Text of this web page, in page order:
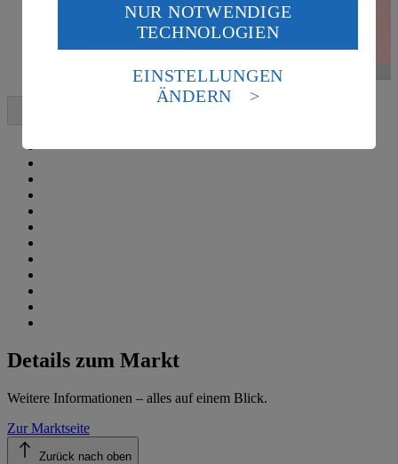
Details zum Markt
Weitere Informationen – alles auf einem Blick.
Zur Marktseite
Zurück nach oben
Wenn du auf „Aktivieren“ klickst, willigst du im Sinne
des Art. 49 Abs. 1 Satz 1 lit. a) DSGVO ein, dass deine
Daten in den USA verarbeitet werden. Der EuGH sieht
die USA als Land mit einem nach europäischen
Standards nicht angemessenen Datenschutzniveau an.
Es besteht das Risiko eines Zugriffs durch US-
Informationen zum Herausgeber der Seite findest du
NUR NOTWENDIGE
TECHNOLOGIEN
EINSTELLUNGEN
ÄNDERN